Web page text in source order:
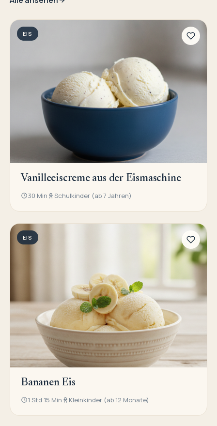
EIS
Vanilleeiscreme aus der Eismaschine
30 Min Schulkinder (ab 7 Jahren)
EIS
Bananen Eis
1 Std 15 Min Kleinkinder (ab 12 Monate)